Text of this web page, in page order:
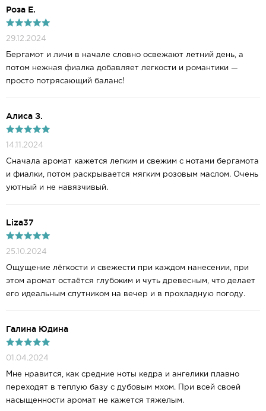
Роза Е.
29.12.2024
Бергамот и личи в начале словно освежают летний день, а
потом нежная фиалка добавляет легкости и романтики —
просто потрясающий баланс!
Алиса З.
14.11.2024
Сначала аромат кажется легким и свежим с нотами бергамота
и фиалки, потом раскрывается мягким розовым маслом. Очень
уютный и не навязчивый.
Liza37
25.10.2024
Ощущение лёгкости и свежести при каждом нанесении, при
этом аромат остаётся глубоким и чуть древесным, что делает
его идеальным спутником на вечер и в прохладную погоду.
Галина Юдина
01.04.2024
Мне нравится, как средние ноты кедра и ангелики плавно
переходят в теплую базу с дубовым мхом. При всей своей
насыщенности аромат не кажется тяжелым.